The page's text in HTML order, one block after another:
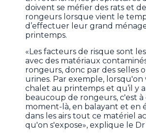
doivent se méfier des rats et
rongeurs lorsque vient le
d’effectuer leur grand
printemps.
«Les facteurs de risque sont
avec des matériaux
rongeurs, donc par des selles
urines. Par exemple, lorsqu'on
chalet au printemps et qu’il y
beaucoup de rongeurs, c'est à
moment-là, en balayant et en
dans les airs tout ce matériel
qu'on s'expose», explique le Dr